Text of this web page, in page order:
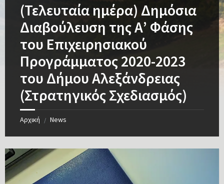
(Τελευταία ημέρα) Δημόσια
Διαβούλευση της Α’ Φάσης
του Επιχειρησιακού
Προγράμματος 2020-2023
του Δήμου Αλεξάνδρειας
(Στρατηγικός Σχεδιασμός)
Αρχική / News